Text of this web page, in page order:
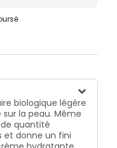
biologique légère
la peau. Même
quantité
et donne un fini